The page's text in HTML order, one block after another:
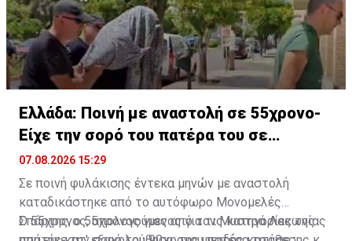
Ελλάδα: Ποινή με αναστολή σε 55χρονο-
Είχε την σορό του πατέρα του σε
καταψύκτη
07.08.2026 15:29
Σε ποινή φυλάκισης έντεκα μηνών με αναστολή
καταδικάστηκε από το αυτόφωρο Μονομελές
Σπάρτης, ο 55χρονος γιος από τον Μυστρά Λακωνίας
Ο 55χρονος, απολογούμενος για τις κατηγορίες της